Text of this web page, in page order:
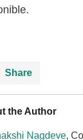
Share
the Author
Nagdeve,